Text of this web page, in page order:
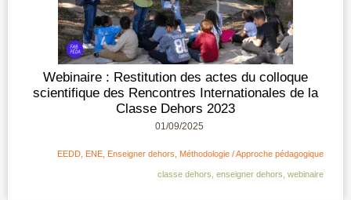
Webinaire : Restitution des actes du colloque
scientifique des Rencontres Internationales de la
Classe Dehors 2023
01/09/2025
EEDD ENE Enseigner dehors Méthodologie / Approche pédagogique
classe dehors enseigner dehors webinaire